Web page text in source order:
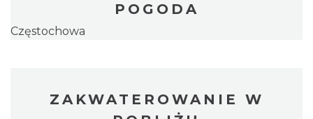
POGODA
Częstochowa
ZAKWATEROWANIE W